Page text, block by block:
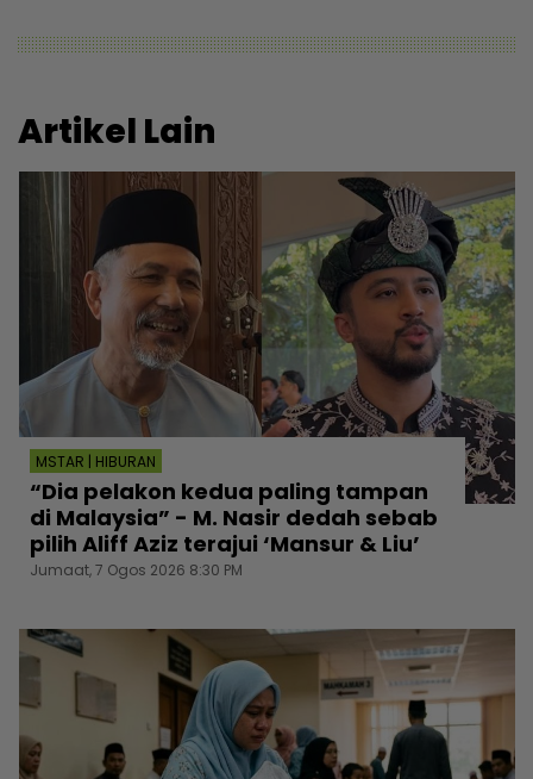
Artikel Lain
MSTAR | HIBURAN
“Dia pelakon kedua paling tampan
di Malaysia” - M. Nasir dedah sebab
pilih Aliff Aziz terajui ‘Mansur & Liu’
Jumaat, 7 Ogos 2026 8:30 PM